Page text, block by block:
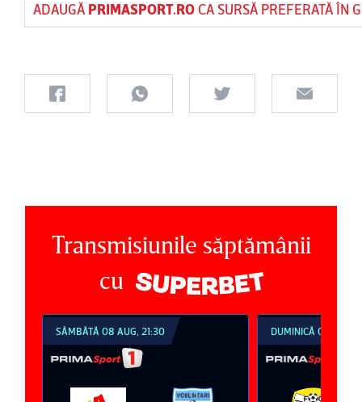
ADAUGĂ PRIMASPORT.ROCA SURSĂ PREFERATĂ ÎN
Transmisiunile săptămânii
cu
SÂMBĂTĂ 08 AUG, 21:30 DUMINICĂ 09 AUG,